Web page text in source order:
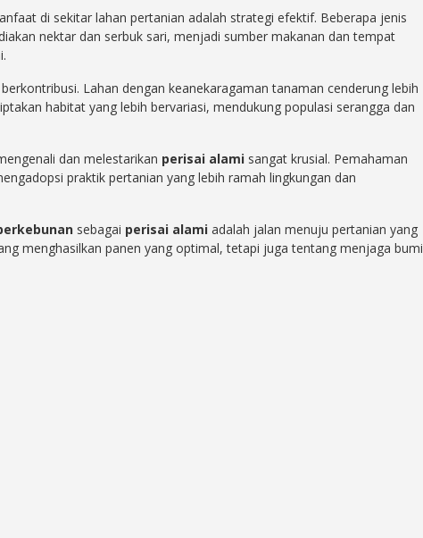
di sekitar lahan pertanian adalah strategi efektif. Beberapa jenis
nektar dan serbuk sari, menjadi sumber makanan dan tempat
Lahan dengan keanekaragaman tanaman cenderung lebih
habitat yang lebih bervariasi, mendukung populasi serangga dan
dan melestarikan perisai alami sangat krusial. Pemahaman
praktik pertanian yang lebih ramah lingkungan dan
sebagai perisai alami adalah jalan menuju pertanian yang
menghasilkan panen yang optimal, tetapi juga tentang menjaga bumi